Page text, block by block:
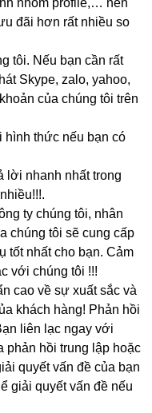
đãi hơn rất nhiều so
tôi. Nếu bạn cần rất
Skype, zalo, yahoo,
của chúng tôi trên
hình thức nếu bạn có
lời nhanh nhất trong
ty chúng tôi, nhân
chúng tôi sẽ cung cấp
tốt nhất cho bạn. Cảm
với chúng tôi !!!
cao về sự xuất sắc và
khách hàng! Phản hồi
liên lạc ngay với
phản hồi trung lập hoặc
quyết vấn đề của bạn
giải quyết vấn đề nếu